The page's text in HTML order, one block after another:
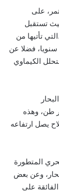
على
تستقبل
تأتيها من
بمعدل 6500 مليون طن سنويا، فضلا عن
الكيماوي
50 مليون مليار طن، وهذه
يصل ارتفاعه
المتطورة
وعن بعض
على